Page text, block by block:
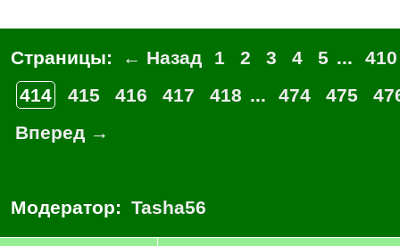
Страницы: ← Назад 1 2 3 4 5 ...
410
414
415 416 417 418 ... 474 475
Вперед →
Модератор: Tasha56